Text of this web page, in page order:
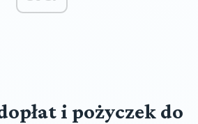
i pożyczek do